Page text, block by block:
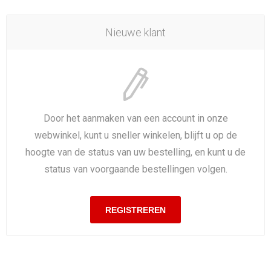
Nieuwe klant
Door het aanmaken van een account in onze
webwinkel, kunt u sneller winkelen, blijft u op de
hoogte van de status van uw bestelling, en kunt u de
status van voorgaande bestellingen volgen.